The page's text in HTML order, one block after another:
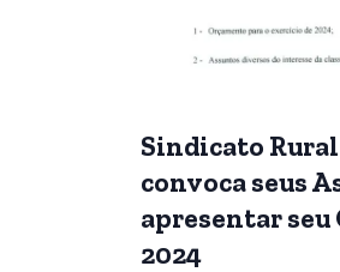
Sindicato
convoca seus
apresentar
2024